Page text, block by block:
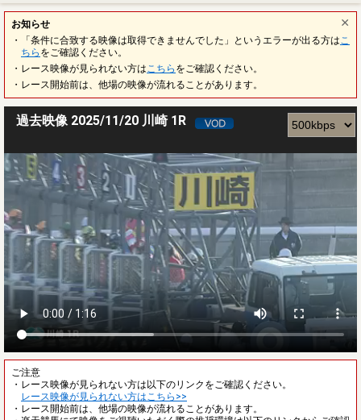
お知らせ
・「条件に合致する映像は取得できませんでした」というエラーが出る方は こ
ちら をご確認ください。
・レース映像が見られない方は こちら をご確認ください。
・レース開始前は、他場の映像が流れることがあります。
過去映像 2025/11/20 川崎 1R
ご注意
・レース映像が見られない方は以下のリンクをご確認ください。
レース映像が見られない方はこちら>>
・レース開始前は、他場の映像が流れることがあります。